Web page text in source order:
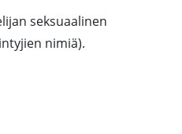
seksuaalinen
nimiä).